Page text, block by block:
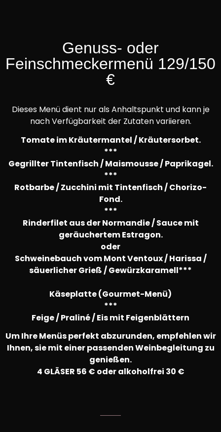
Genuss- oder
Feinschmeckermenü 129/150
€
Dieses Menü dient nur als Anhaltspunkt und kann je
nach Verfügbarkeit der Zutaten variieren.
Tomate im Kräutermantel / Kräutersorbet.
***
Gegrillter Tintenfisch / Maismousse / Paprikagel.
***
Rotbarbe / Zucchini mit Tintenfisch / Chorizo-
Fond.
***
Rinderfilet aus der Normandie / Sauce mit
geräuchertem Estragon.
oder
Schweinebauch vom Mont Ventoux / Harissa /
säuerlicher Grieß / Gewürzkaramell***
Käseplatte (Gourmet-Menü)
***
Feige / Praliné / Eis mit Feigenblättern
Um Ihre Menüs perfekt abzurunden, empfehlen wir
Ihnen, sie mit einer passenden Weinbegleitung zu
genießen.
4 GLÄSER 56 € oder alkoholfrei 30 €